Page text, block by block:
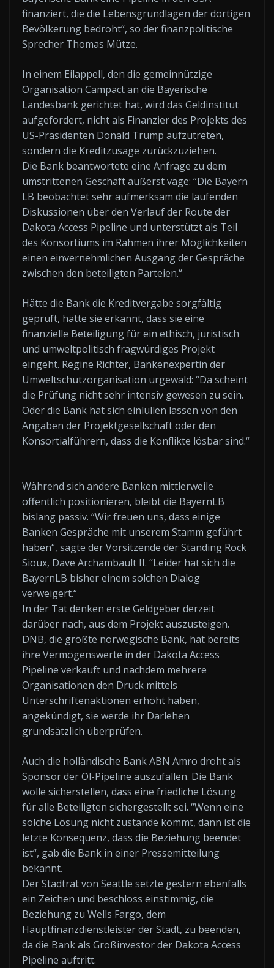
finanziert, die die Lebensgrundlagen der dortigen
Bevölkerung bedroht“, so der finanzpolitische
Sprecher Thomas Mütze.
In einem Eilappell, den die gemeinnützige
Organisation Campact an die Bayerische
Landesbank gerichtet hat, wird das Geldinstitut
aufgefordert, nicht als Finanzier des Projekts des
US-Präsidenten Donald Trump aufzutreten,
sondern die Kreditzusage zurückzuziehen.
Die Bank beantwortete eine Anfrage zu dem
umstrittenen Geschäft äußerst vage: “Die Bayern
LB beobachtet sehr aufmerksam die laufenden
Diskussionen über den Verlauf der Route der
Dakota Access Pipeline und unterstützt als Teil
des Konsortiums im Rahmen ihrer Möglichkeiten
einen einvernehmlichen Ausgang der Gespräche
zwischen den beteiligten Parteien.“
Hätte die Bank die Kreditvergabe sorgfältig
geprüft, hätte sie erkannt, dass sie eine
finanzielle Beteiligung für ein ethisch, juristisch
und umweltpolitisch fragwürdiges Projekt
eingeht. Regine Richter, Bankenexpertin der
Umweltschutzorganisation urgewald: “Da scheint
die Prüfung nicht sehr intensiv gewesen zu sein.
Oder die Bank hat sich einlullen lassen von den
Angaben der Projektgesellschaft oder den
Konsortialführern, dass die Konflikte lösbar sind.“
Während sich andere Banken mittlerweile
öffentlich positionieren, bleibt die BayernLB
bislang passiv. “Wir freuen uns, dass einige
Banken Gespräche mit unserem Stamm geführt
haben“, sagte der Vorsitzende der Standing Rock
Sioux, Dave Archambault II. “Leider hat sich die
BayernLB bisher einem solchen Dialog
verweigert.“
In der Tat denken erste Geldgeber derzeit
darüber nach, aus dem Projekt auszusteigen.
DNB, die größte norwegische Bank, hat bereits
ihre Vermögenswerte in der Dakota Access
Pipeline verkauft und nachdem mehrere
Organisationen den Druck mittels
Unterschriftenaktionen erhöht haben,
angekündigt, sie werde ihr Darlehen
grundsätzlich überprüfen.
Auch die holländische Bank ABN Amro droht als
Sponsor der Öl-Pipeline auszufallen. Die Bank
wolle sicherstellen, dass eine friedliche Lösung
für alle Beteiligten sichergestellt sei. “Wenn eine
solche Lösung nicht zustande kommt, dann ist die
letzte Konsequenz, dass die Beziehung beendet
ist“, gab die Bank in einer Pressemitteilung
bekannt.
Der Stadtrat von Seattle setzte gestern ebenfalls
ein Zeichen und beschloss einstimmig, die
Beziehung zu Wells Fargo, dem
Hauptfinanzdienstleister der Stadt, zu beenden,
da die Bank als Großinvestor der Dakota Access
Pipeline auftritt.